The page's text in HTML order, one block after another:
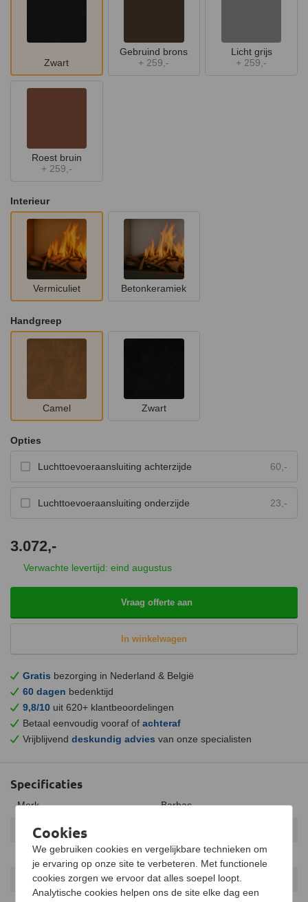
Zwart
Gebruind brons
+ 259,-
Licht grijs
+ 259,-
Roest bruin
+ 259,-
Interieur
Vermiculiet Betonkeramiek
Handgreep
Camel Zwart
Opties
Luchttoevoeraansluiting achterzijde 60,-
Luchttoevoeraansluiting onderzijde 23,-
3.072,-
Verwachte levertijd: eind augustus
Vraag offerte aan
In winkelwagen
Gratis bezorging in Nederland & België
60 dagen bedenktijd
9,8/10 uit 620+ klantbeoordelingen
Betaal eenvoudig vooraf of achteraf
Vrijblijvend deskundig advies van onze specialisten
Specificaties
Merk Barbas
Model
Vuurzicht Voorzijde
Garantie 10 jaar
Cookies
We gebruiken cookies en vergelijkbare technieken om
je ervaring op onze site te verbeteren. Met functionele
cookies zorgen we ervoor dat alles soepel loopt.
Analytische cookies helpen ons de site elke dag een